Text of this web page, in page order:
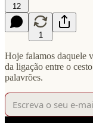
12
1
Hoje falamos daquele
da ligação entre o
palavrões.